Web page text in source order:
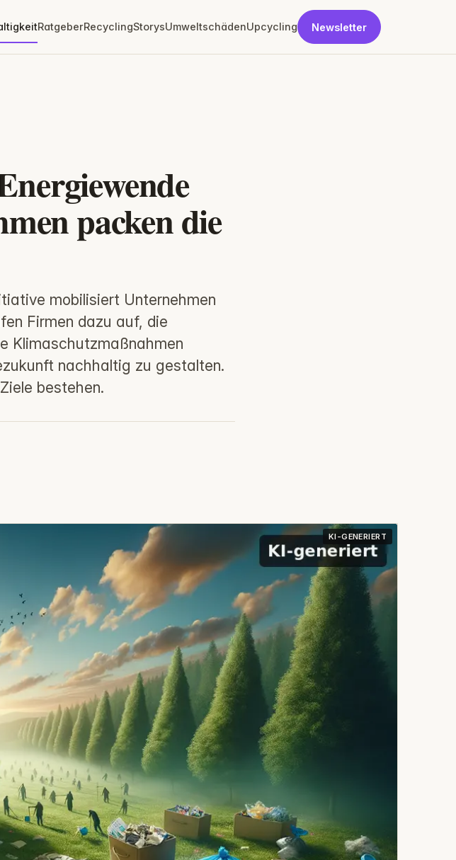
RatgeberRecyclingStorysUmweltschädenUpcycling Newsletter
packen die
mobilisiert Unternehmen
Firmen dazu auf, die
Klimaschutzmaßnahmen
nachhaltig zu gestalten.
bestehen.
KI-GENERIERT